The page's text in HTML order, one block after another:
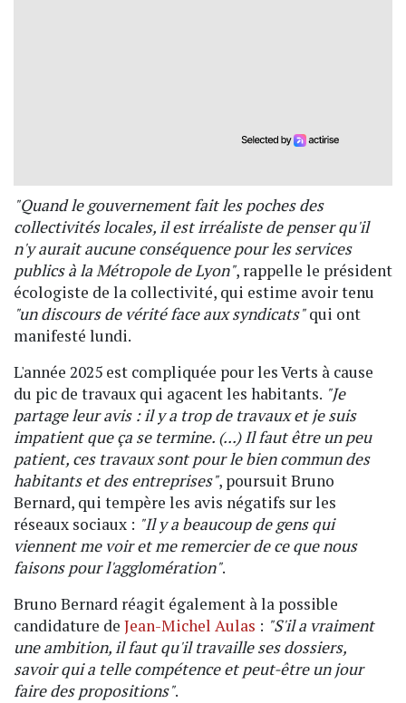
"Quand le gouvernement fait les poches des
collectivités locales, il est irréaliste de penser qu'il
n'y aurait aucune conséquence pour les services
publics à la Métropole de Lyon", rappelle le président
écologiste de la collectivité, qui estime avoir tenu
"un discours de vérité face aux syndicats"qui ont
manifesté lundi.
L'année 2025 est compliquée pour les Verts à cause
du pic de travaux qui agacent les habitants. "Je
partage leur avis : il y a trop de travaux et je suis
impatient que ça se termine. (...) Il faut être un peu
patient, ces travaux sont pour le bien commun des
habitants et des entreprises", poursuit Bruno
Bernard, qui tempère les avis négatifs sur les
réseaux sociaux : "Il y a beaucoup de gens qui
viennent me voir et me remercier de ce que nous
faisons pour l'agglomération".
Bruno Bernard réagit également à la possible
candidature de Jean-Michel Aulas : "S'il a vraiment
une ambition, il faut qu'il travaille ses dossiers,
savoir qui a telle compétence et peut-être un jour
faire des propositions".